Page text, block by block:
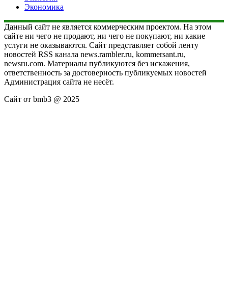
Экономика
Данный сайт не является коммерческим проектом. На этом
сайте ни чего не продают, ни чего не покупают, ни какие
услуги не оказываются. Сайт представляет собой ленту
новостей RSS канала news.rambler.ru, kommersant.ru,
newsru.com. Материалы публикуются без искажения,
ответственность за достоверность публикуемых новостей
Администрация сайта не несёт.
Сайт от bmb3 @ 2025